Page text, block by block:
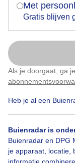
Met
Gratis blijven
Als je doorgaat, ga
Heb je al een
Buienradar is
Buienradar en DPG
je apparaat, locatie,
informatie
Populaire
Lente
Zomer
Over
Klik